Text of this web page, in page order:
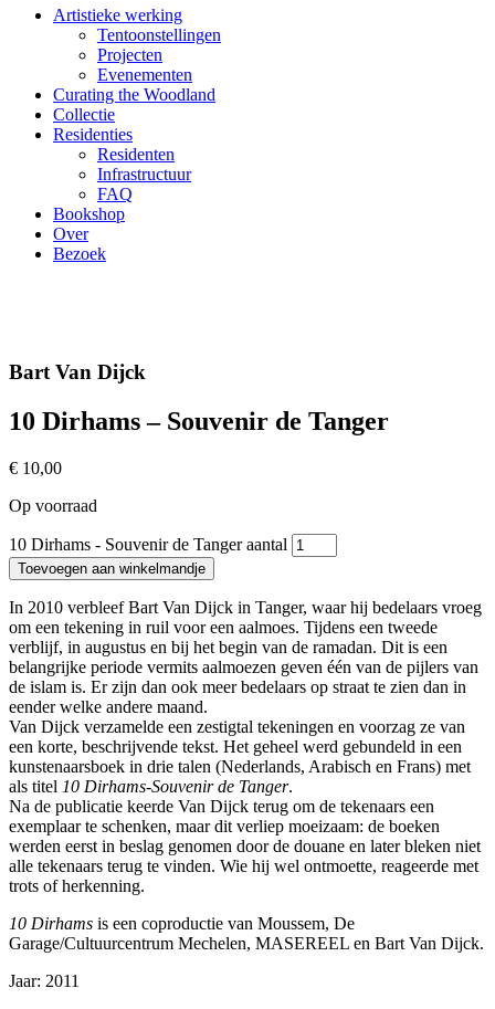
Artistieke werking
Tentoonstellingen
Projecten
Evenementen
Curating the Woodland
Collectie
Residenties
Residenten
Infrastructuur
FAQ
Bookshop
Over
Bezoek
Bart Van Dijck
10 Dirhams – Souvenir de Tanger
€ 10,00
Op voorraad
10 Dirhams - Souvenir de Tanger aantal
Toevoegen aan winkelmandje
In 2010 verbleef Bart Van Dijck in Tanger, waar hij bedelaars vroeg
om een tekening in ruil voor een aalmoes. Tijdens een tweede
verblijf, in augustus en bij het begin van de ramadan. Dit is een
belangrijke periode vermits aalmoezen geven één van de pijlers van
de islam is. Er zijn dan ook meer bedelaars op straat te zien dan in
eender welke andere maand.
Van Dijck verzamelde een zestigtal tekeningen en voorzag ze van
een korte, beschrijvende tekst. Het geheel werd gebundeld in een
kunstenaarsboek in drie talen (Nederlands, Arabisch en Frans) met
als titel 10 Dirhams-Souvenir de Tanger.
Na de publicatie keerde Van Dijck terug om de tekenaars een
exemplaar te schenken, maar dit verliep moeizaam: de boeken
werden eerst in beslag genomen door de douane en later bleken niet
alle tekenaars terug te vinden. Wie hij wel ontmoette, reageerde met
trots of herkenning.
10 Dirhams is een coproductie van Moussem, De
Garage/Cultuurcentrum Mechelen, MASEREEL en Bart Van Dijck.
Jaar: 2011